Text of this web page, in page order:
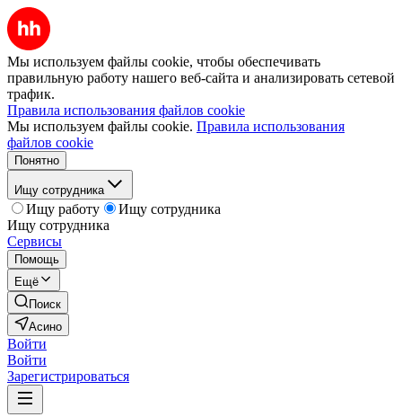
Мы используем файлы cookie, чтобы обеспечивать
правильную работу нашего веб-сайта и анализировать сетевой
трафик.
Правила использования файлов cookie
Мы используем файлы cookie. Правила использования
файлов cookie
Понятно
Ищу сотрудника
Ищу работу
Ищу сотрудника
Ищу сотрудника
Сервисы
Помощь
Ещё
Поиск
Асино
Войти
Войти
Зарегистрироваться